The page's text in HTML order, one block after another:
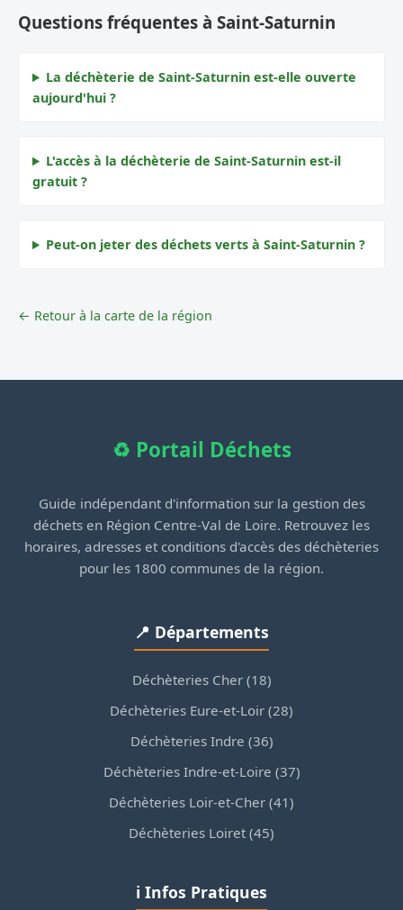
Questions fréquentes à Saint-Saturnin
La déchèterie de Saint-Saturnin est-elle ouverte
aujourd'hui ?
L'accès à la déchèterie de Saint-Saturnin est-il
gratuit ?
Peut-on jeter des déchets verts à Saint-Saturnin ?
← Retour à la carte de la région
♻️ Portail Déchets
Guide indépendant d'information sur la gestion des
déchets en Région Centre-Val de Loire. Retrouvez les
horaires, adresses et conditions d'accès des déchèteries
pour les 1800 communes de la région.
📍 Départements
Déchèteries Cher (18)
Déchèteries Eure-et-Loir (28)
Déchèteries Indre (36)
Déchèteries Indre-et-Loire (37)
Déchèteries Loir-et-Cher (41)
Déchèteries Loiret (45)
ℹ️ Infos Pratiques